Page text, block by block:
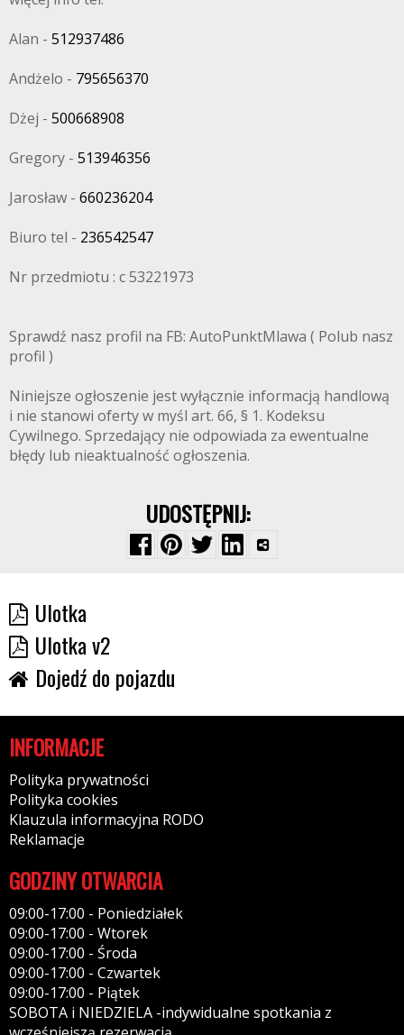
Alan - 512937486
Andżelo - 795656370
Dżej - 500668908
Gregory - 513946356
Jarosław - 660236204
Biuro tel - 236542547
Nr przedmiotu : c 53221973
Sprawdź nasz profil na FB: AutoPunktMlawa ( Polub nasz
profil )
Niniejsze ogłoszenie jest wyłącznie informacją handlową
i nie stanowi oferty w myśl art. 66, § 1. Kodeksu
Cywilnego. Sprzedający nie odpowiada za ewentualne
błędy lub nieaktualność ogłoszenia.
UDOSTĘPNIJ:
Ulotka
Ulotka v2
Dojedź do pojazdu
INFORMACJE
Polityka prywatności
Polityka cookies
Klauzula informacyjna RODO
Reklamacje
GODZINY OTWARCIA
09:00-17:00 - Poniedziałek
09:00-17:00 - Wtorek
09:00-17:00 - Środa
09:00-17:00 - Czwartek
09:00-17:00 - Piątek
SOBOTA i NIEDZIELA -indywidualne spotkania z